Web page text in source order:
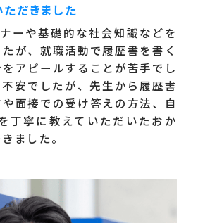
だきました
ーや基礎的な社会知識などを
が、就職活動で履歴書を書く
アピールすることが苦手でし
安でしたが、先生から履歴書
面接での受け答えの方法、自
丁寧に教えていただいたおか
ました。